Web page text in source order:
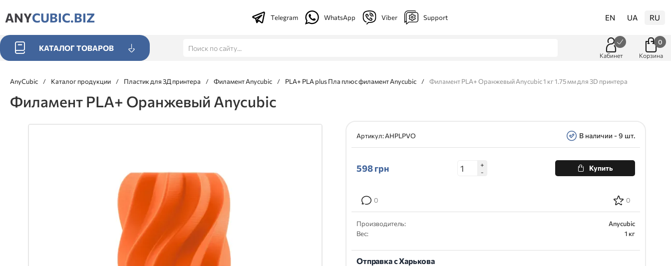
ANYCUBIC.BIZ Telegram WhatsApp Viber Support EN UA RU
КАТАЛОГ ТОВАРОВ
Кабинет Корзина
0
AnyCubic / Каталог продукции / Пластик для 3Д принтера / Филамент Anycubic / PLA+ PLA plus Пла плюс филамент Anycubic / Филамент PLA+ Оранжевый Anycubic 1 кг 1.75 мм для 3D принтера
Филамент PLA+ Оранжевый Anycubic
Артикул:AHPLPVO В наличии - 9 шт.
598грн
+
-
Купить
0 0
Производитель:
Anycubic
Вес:
1 кг
Отправка с Харькова